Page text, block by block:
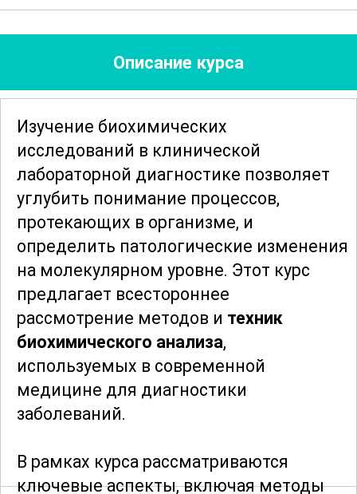
Описание курса
Изучение биохимических
исследований в клинической
лабораторной диагностике позволяет
углубить понимание процессов,
протекающих в организме, и
определить патологические изменения
на молекулярном уровне. Этот курс
предлагает всестороннее
рассмотрение методов и техник
биохимического анализа,
используемых в современной
медицине для диагностики
заболеваний.
В рамках курса рассматриваются
ключевые аспекты, включая методы